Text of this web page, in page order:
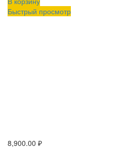
Быстрый просмотр
8,900.00 ₽